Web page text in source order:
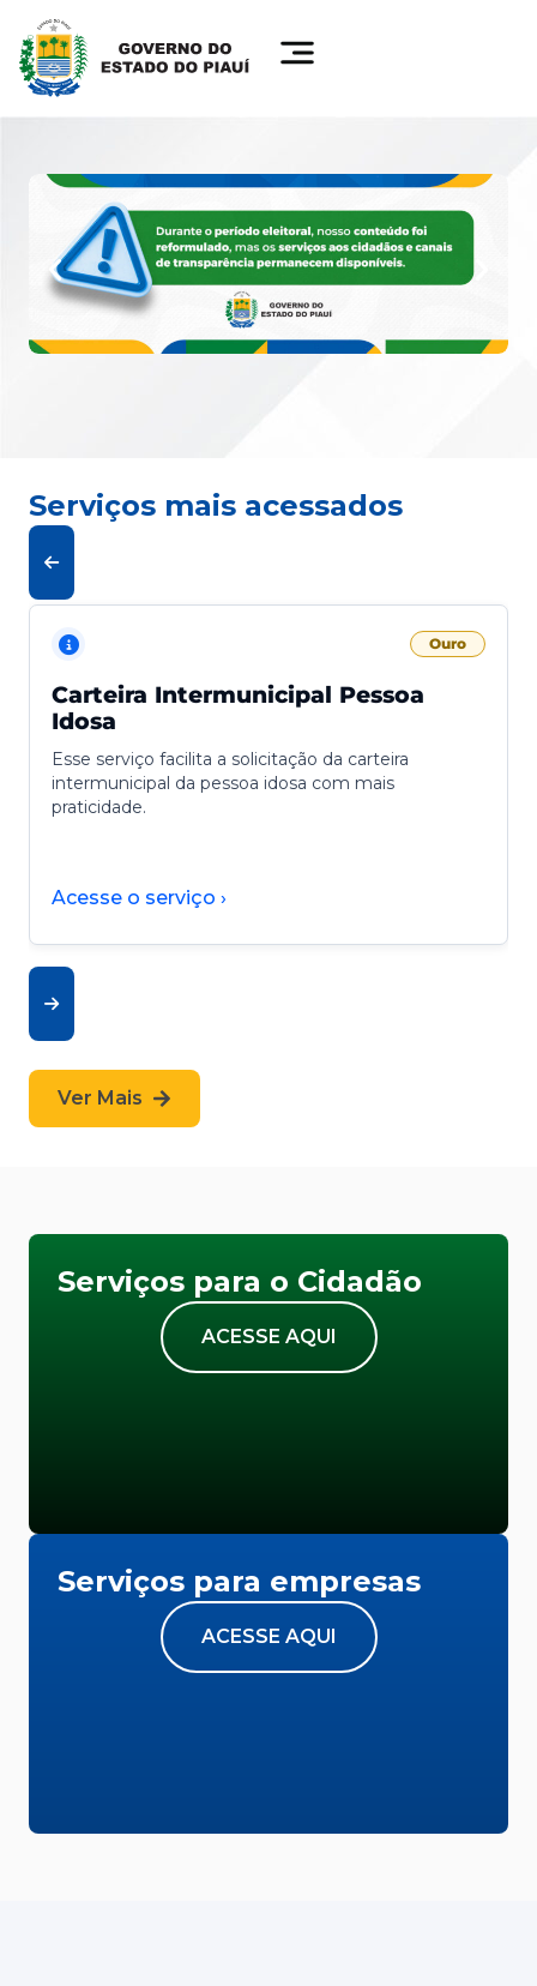
Serviços mais acessados
Ouro
Carteira Intermunicipal Pessoa
Idosa
Esse serviço facilita a solicitação da carteira
intermunicipal da pessoa idosa com mais
praticidade.
Acesse o serviço ›
Ver Mais
Serviços para o Cidadão
ACESSE AQUI
Serviços para empresas
ACESSE AQUI